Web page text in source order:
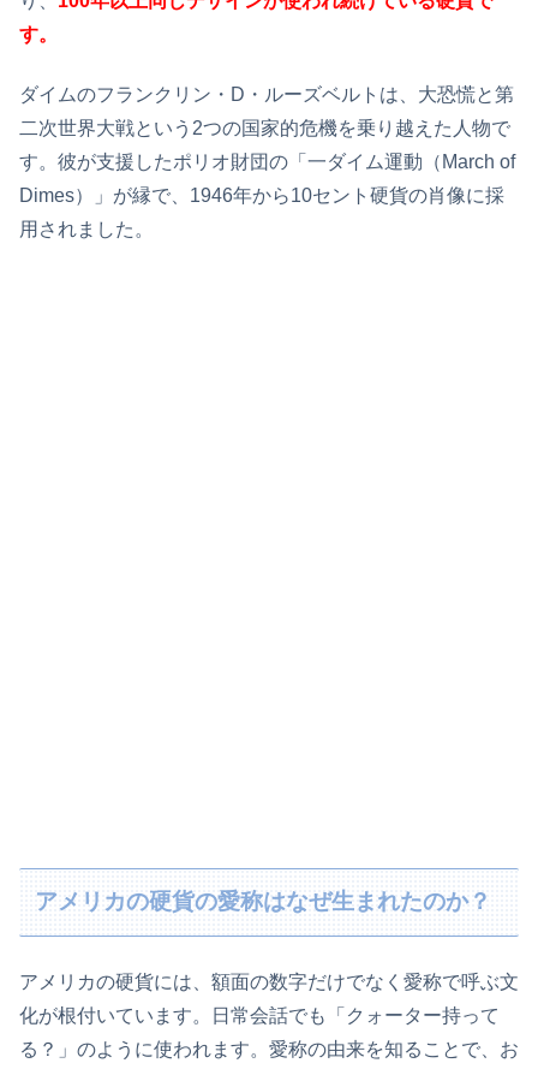
す。
ダイムのフランクリン・D・ルーズベルトは、大恐慌と第
二次世界大戦という2つの国家的危機を乗り越えた人物で
す。彼が支援したポリオ財団の「一ダイム運動（March of
Dimes）」が縁で、1946年から10セント硬貨の肖像に採
用されました。
アメリカの硬貨の愛称はなぜ生まれたのか？
アメリカの硬貨には、額面の数字だけでなく愛称で呼ぶ文
化が根付いています。日常会話でも「クォーター持って
る？」のように使われます。愛称の由来を知ることで、お